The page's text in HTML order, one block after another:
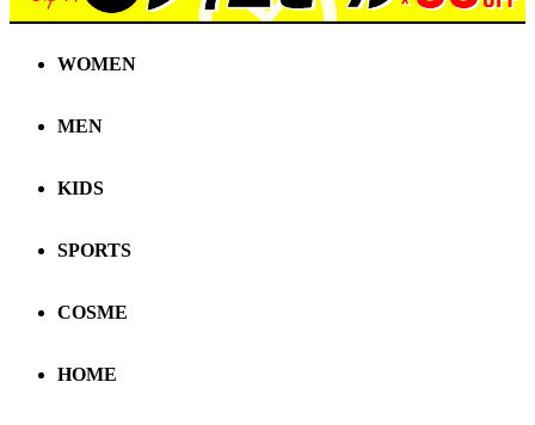
WOMEN
MEN
KIDS
SPORTS
COSME
HOME